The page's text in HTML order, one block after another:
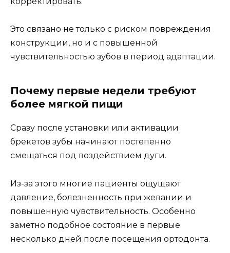
Это связано не только с риском повреждения
конструкции, но и с повышенной
чувствительностью зубов в период адаптации.
Почему первые недели требуют
более мягкой пищи
Сразу после установки или активации
брекетов зубы начинают постепенно
смещаться под воздействием дуги.
Из-за этого многие пациенты ощущают
давление, болезненность при жевании и
повышенную чувствительность. Особенно
заметно подобное состояние в первые
несколько дней после посещения ортодонта.